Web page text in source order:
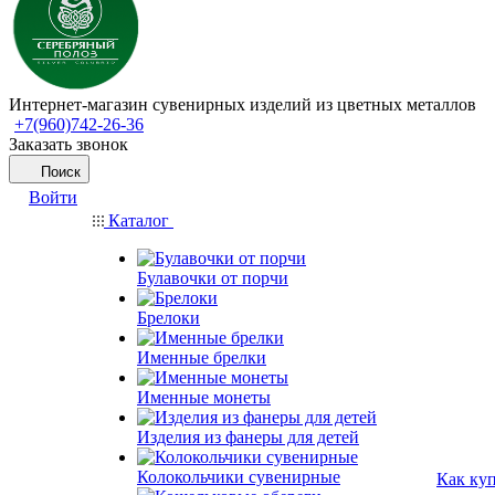
Интернет-магазин сувенирных изделий из цветных металлов
+7(960)742-26-36
Заказать звонок
Поиск
Войти
Каталог
Булавочки от порчи
Брелоки
Именные брелки
Именные монеты
Изделия из фанеры для детей
Колокольчики сувенирные Как